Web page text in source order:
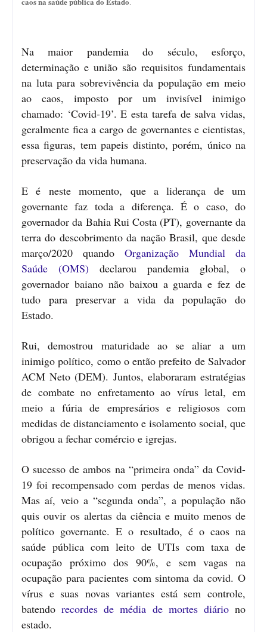
Na maior pandemia do século, esforço,
determinação e união são requisitos fundamentais
na luta para sobrevivência da população em meio
ao caos, imposto por um invisível inimigo
chamado: ‘Covid-19’. E esta tarefa de salva vidas,
geralmente fica a cargo de governantes e cientistas,
essa figuras, tem papeis distinto, porém, único na
preservação da vida humana.
E é neste momento, que a liderança de um
governante faz toda a diferença. É o caso, do
governador da Bahia Rui Costa (PT), governante da
terra do descobrimento da nação Brasil, que desde
março/2020 quando Organização Mundial da
Saúde (OMS) declarou pandemia global, o
governador baiano não baixou a guarda e fez de
tudo para preservar a vida da população do
Estado.
Rui, demostrou maturidade ao se aliar a um
inimigo político, como o então prefeito de Salvador
ACM Neto (DEM). Juntos, elaboraram estratégias
de combate no enfretamento ao vírus letal, em
meio a fúria de empresários e religiosos com
medidas de distanciamento e isolamento social, que
obrigou a fechar comércio e igrejas.
O sucesso de ambos na “primeira onda” da Covid-
19 foi recompensado com perdas de menos vidas.
Mas aí, veio a “segunda onda”, a população não
quis ouvir os alertas da ciência e muito menos de
político governante. E o resultado, é o caos na
saúde pública com leito de UTIs com taxa de
ocupação próximo dos 90%, e sem vagas na
ocupação para pacientes com sintoma da covid. O
vírus e suas novas variantes está sem controle,
batendorecordes de média de mortes diáriono
estado.